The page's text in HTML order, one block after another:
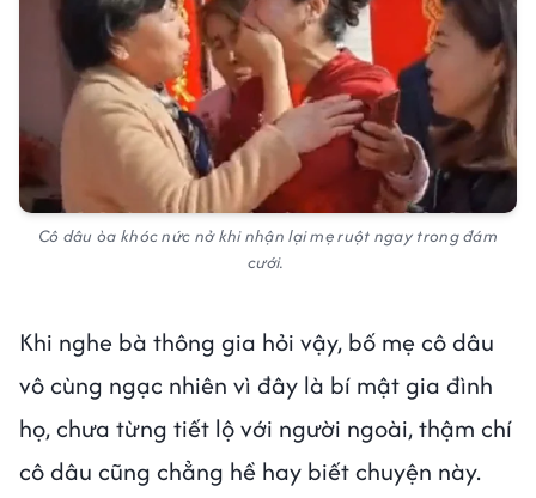
Cô dâu òa khóc nức nở khi nhận lại mẹ ruột ngay trong đám
cưới.
Khi nghe bà thông gia hỏi vậy, bố mẹ cô dâu
vô cùng ngạc nhiên vì đây là bí mật gia đình
họ, chưa từng tiết lộ với người ngoài, thậm chí
cô dâu cũng chẳng hề hay biết chuyện này.